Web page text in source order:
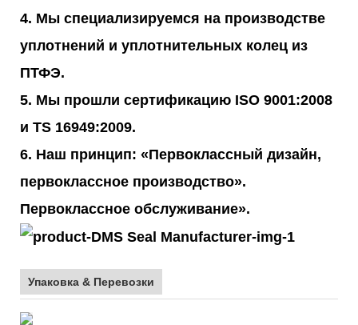
4. Мы специализируемся на производстве
уплотнений и уплотнительных колец из
ПТФЭ.
5. Мы прошли сертификацию ISO 9001:2008
и TS 16949:2009.
6. Наш принцип: «Первоклассный дизайн,
первоклассное производство».
Первоклассное обслуживание».
Упаковка & Перевозки